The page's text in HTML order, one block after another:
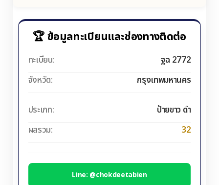
🏆 ข้อมูลทะเบียนและช่องทางติดต่อ
ทะเบียน:
ฐฉ 2772
จังหวัด:
กรุงเทพมหานคร
ประเภท:
ป้ายขาว ดำ
ผลรวม:
32
Line: @chokdeetabien